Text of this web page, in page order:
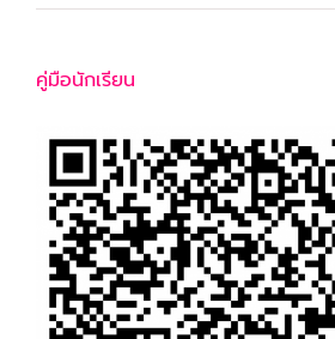
คู่มือนักเรียน